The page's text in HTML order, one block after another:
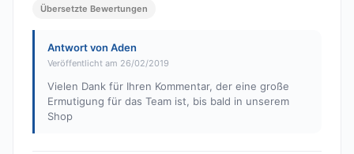
Übersetzte Bewertungen
Antwort von Aden
Veröffentlicht am 26/02/2019
Vielen Dank für Ihren Kommentar, der eine große
Ermutigung für das Team ist, bis bald in unserem
Shop